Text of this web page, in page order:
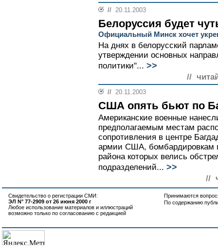
// 20.11.2003
Белоруссия будет
Официальный Минск хочет
На днях в белорусский
утверждении основных
политики"... >>
//
// 20.11.2003
США опять бьют по
Американские военные
предполагаемым местам
сопротивления в центре
армии США, бомбардировкам
района которых велись
подразделений... >>
//
Свидетельство о регистрации СМИ:
ЭЛ N° 77-2909 от 26 июня 2000 г
Любое использование материалов и иллюстраций
возможно только по согласованию с редакцией
Принимаются
По содержанию